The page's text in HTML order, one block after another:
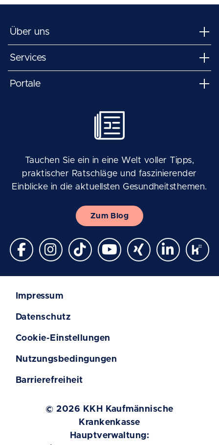
Über uns
Services
Portale
Tauchen Sie ein in eine Welt voller Tipps,
praktischer Ratschläge und faszinierender
Einblicke in die aktuellsten Gesundheitsthemen.
Zum Blog
Impressum
Datenschutz
Cookie-Einstellungen
Nutzungsbedingungen
Barrierefreiheit
© 2026 KKH Kaufmännische
Krankenkasse
Hauptverwaltung: